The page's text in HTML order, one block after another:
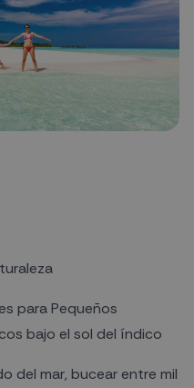
para Pequeños
bajo el sol del índico
del mar, bucear entre mil